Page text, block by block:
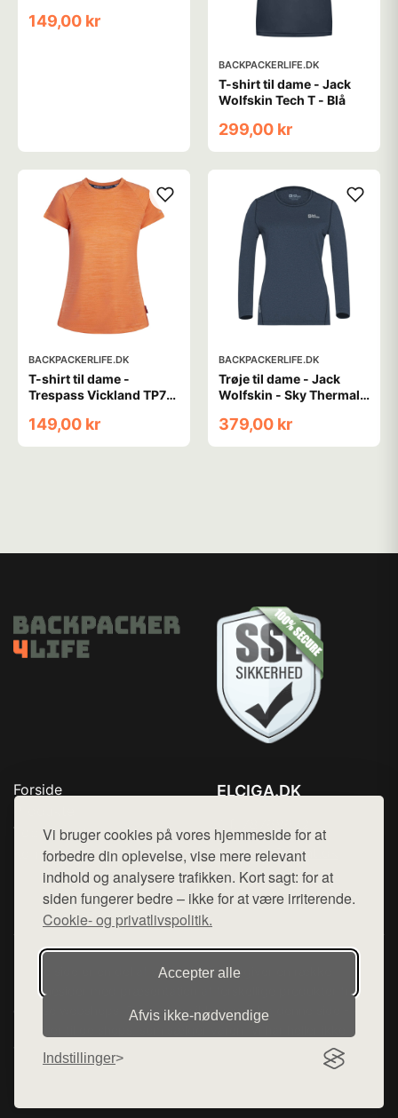
Vi bruger cookies på vores hjemmeside for at
forbedre din oplevelse, vise mere relevant
indhold og analysere trafikken. Kort sagt: for at
siden fungerer bedre – ikke for at være irriterende.
Cookie- og privatlivspolitik.
Accepter alle
Afvis ikke‑nødvendige
Indstillinger
tilbage)
149,00 kr
BACKPACKERLIFE.DK
T-shirt til dame - Jack
Wolfskin Tech T - Blå
299,00 kr
BACKPACKERLIFE.DK
T-shirt til dame -
Trespass Vickland TP75
149,00 kr
BACKPACKERLIFE.DK
Trøje til dame - Jack
Wolfskin - Sky Thermal
379,00 kr
Forside
Top Rabatter
Kontakt
ELCIGA.DK
Mail: hej@want.dk
Cookie- og privatlivspolitik
Denne side er en del af want.dk, der udgiver en række
hjemmesider med præsentation af forskellige produkter fra
diverse webshops. Der sælges ikke varer fra denne side - vi
henviser til de shops, som sælger varen. Vi har heller ikke
varerne på lager.